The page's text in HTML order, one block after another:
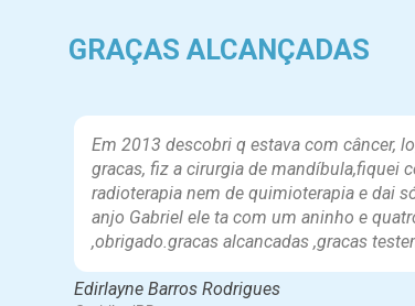
GRAÇAS ALCANÇADAS
Em 2013 descobri q estava com câncer,
gracas, fiz a cirurgia de mandíbula,fiquei
radioterapia nem de quimioterapia e dai
anjo Gabriel ele ta com um aninho e
,obrigado.gracas alcancadas ,gracas
Edirlayne Barros Rodrigues